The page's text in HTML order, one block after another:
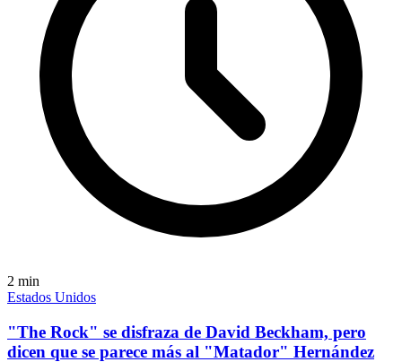
2 min
Estados Unidos
"The Rock" se disfraza de David Beckham, pero
dicen que se parece más al "Matador" Hernández